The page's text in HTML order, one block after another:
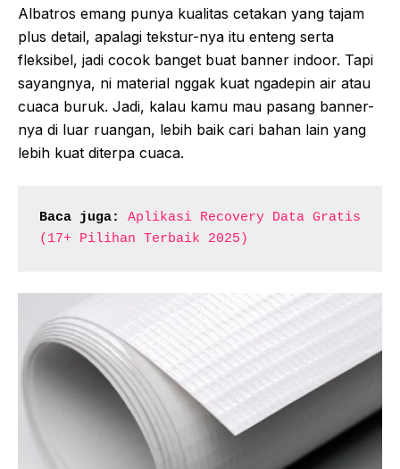
Albatros emang punya kualitas cetakan yang tajam
plus detail, apalagi tekstur-nya itu enteng serta
fleksibel, jadi cocok banget buat banner indoor. Tapi
sayangnya, ni material nggak kuat ngadepin air atau
cuaca buruk. Jadi, kalau kamu mau pasang banner-
nya di luar ruangan, lebih baik cari bahan lain yang
lebih kuat diterpa cuaca.
Baca juga:
Aplikasi Recovery Data Gratis
(17+ Pilihan Terbaik 2025)